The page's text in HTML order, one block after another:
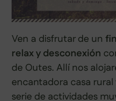
Ven a disfrutar de un
relax y desconexión
de Outes. Allí nos
encantadora casa
serie de actividades